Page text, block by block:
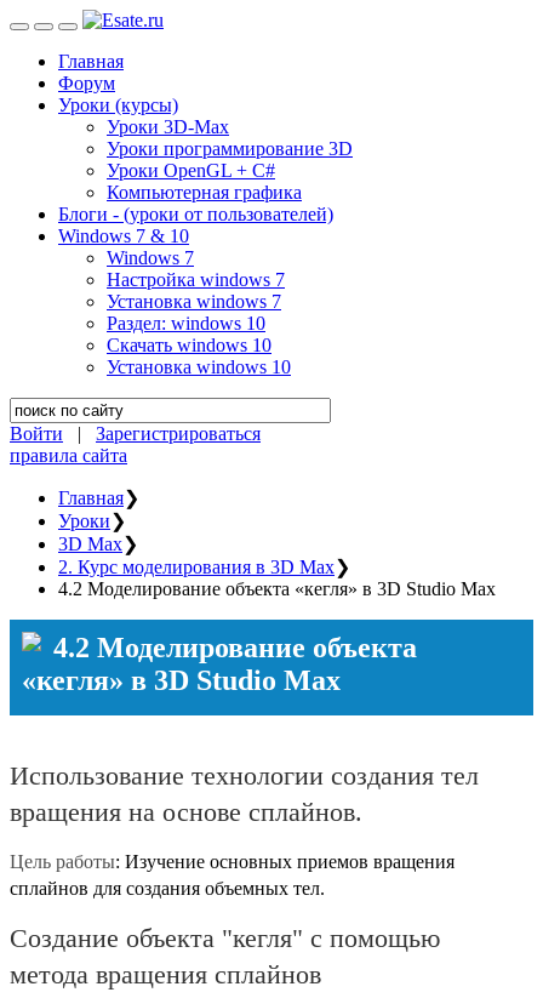
Главная
Форум
Уроки (курсы)
Уроки 3D-Max
Уроки программирование 3D
Уроки OpenGL + C#
Компьютерная графика
Блоги - (уроки от пользователей)
Windows 7 & 10
Windows 7
Настройка windows 7
Установка windows 7
Раздел: windows 10
Скачать windows 10
Установка windows 10
Войти | Зарегистрироваться
правила сайта
Главная❯
Уроки❯
3D Max❯
2. Курс моделирования в 3D Max❯
4.2 Моделирование объекта «кегля» в 3D Studio Max
4.2 Моделирование объекта
«кегля» в 3D Studio Max
Использование технологии создания тел
вращения на основе сплайнов.
Цель работы: Изучение основных приемов вращения
сплайнов для создания объемных тел.
Создание объекта "кегля" с помощью
метода вращения сплайнов